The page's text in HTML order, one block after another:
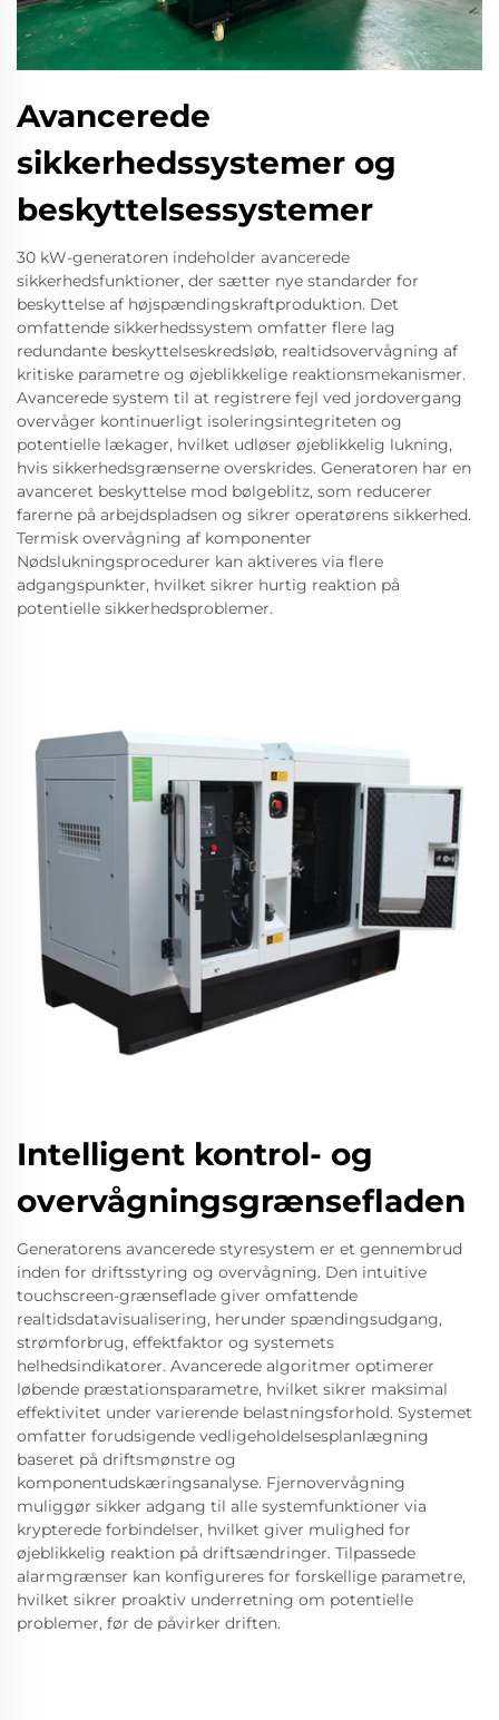
Avancerede
sikkerhedssystemer og
beskyttelsessystemer
30 kW-generatoren indeholder avancerede
sikkerhedsfunktioner, der sætter nye standarder for
beskyttelse af højspændingskraftproduktion. Det
omfattende sikkerhedssystem omfatter flere lag
redundante beskyttelseskredsløb, realtidsovervågning af
kritiske parametre og øjeblikkelige reaktionsmekanismer.
Avancerede system til at registrere fejl ved jordovergang
overvåger kontinuerligt isoleringsintegriteten og
potentielle lækager, hvilket udløser øjeblikkelig lukning,
hvis sikkerhedsgrænserne overskrides. Generatoren har en
avanceret beskyttelse mod bølgeblitz, som reducerer
farerne på arbejdspladsen og sikrer operatørens sikkerhed.
Termisk overvågning af komponenter
Nødslukningsprocedurer kan aktiveres via flere
adgangspunkter, hvilket sikrer hurtig reaktion på
potentielle sikkerhedsproblemer.
Intelligent kontrol- og
overvågningsgrænsefladen
Generatorens avancerede styresystem er et gennembrud
inden for driftsstyring og overvågning. Den intuitive
touchscreen-grænseflade giver omfattende
realtidsdatavisualisering, herunder spændingsudgang,
strømforbrug, effektfaktor og systemets
helhedsindikatorer. Avancerede algoritmer optimerer
løbende præstationsparametre, hvilket sikrer maksimal
effektivitet under varierende belastningsforhold. Systemet
omfatter forudsigende vedligeholdelsesplanlægning
baseret på driftsmønstre og
komponentudskæringsanalyse. Fjernovervågning
muliggør sikker adgang til alle systemfunktioner via
krypterede forbindelser, hvilket giver mulighed for
øjeblikkelig reaktion på driftsændringer. Tilpassede
alarmgrænser kan konfigureres for forskellige parametre,
hvilket sikrer proaktiv underretning om potentielle
problemer, før de påvirker driften.